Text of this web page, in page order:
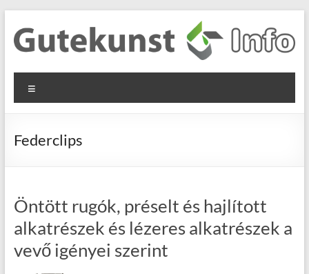
content
Gutekunst
Formfedern
GmbH
Informationen
Flachmaterial
Federclips
Öntött rugók, préselt és hajlított
alkatrészek és lézeres alkatrészek a
vevő igényei szerint